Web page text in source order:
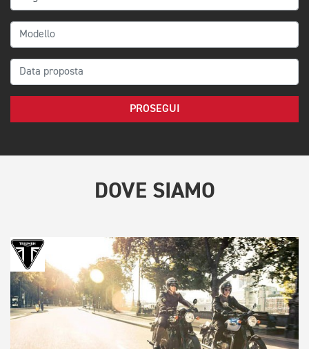
PROSEGUI
DOVE SIAMO